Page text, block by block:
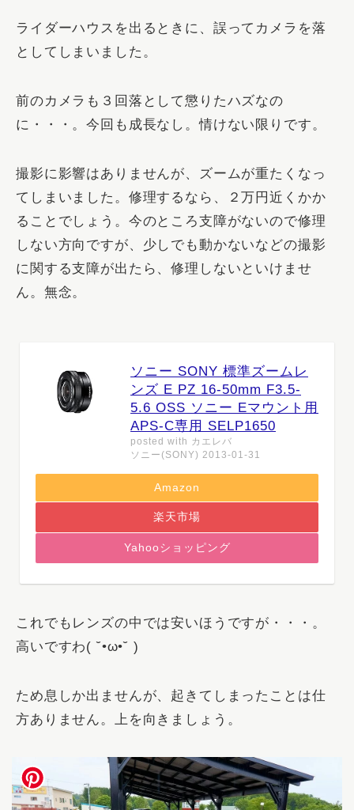
ライダーハウスを出るときに、誤って カメラを落
としてしまいました。
前のカメラも３回落として懲りたハズなの
に・・・。今回も成長なし。情けない限りです。
撮影に影響はありませんが、ズームが重たくなっ
てしまいました。修理するなら、２万円近くかか
ることでしょう。今のところ支障がないので修理
しない方向ですが、少しでも動かないなどの撮影
に関する支障が出たら、修理しないといけませ
ん。無念。
ソニー SONY 標準ズームレ
ンズ E PZ 16-50mm F3.5-
5.6 OSS ソニー Eマウント用
APS-C専用 SELP1650
posted with カエレバ
ソニー(SONY) 2013-01-31
Amazon
楽天市場
Yahooショッピング
これでもレンズの中では安いほうですが・・・。
高いですわ( ˘•ω•˘ )
ため息しか出ませんが、起きてしまったことは仕
方ありません。上を向きましょう。